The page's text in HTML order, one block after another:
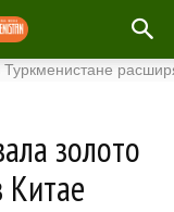
расширяет
золото